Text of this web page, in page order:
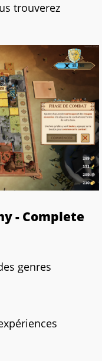
trouverez
- Complete
genres